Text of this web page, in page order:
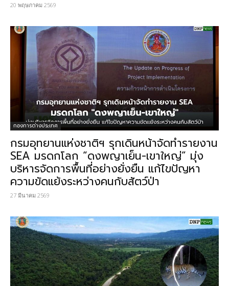
20 พฤษภาคม 2569
กองการต่างประเทศ
กรมอุทยานแห่งชาติฯ รุกเดินหน้าจัดทำรายงาน
SEA มรดกโลก “ดงพญาเย็น-เขาใหญ่” มุ่ง
บริหารจัดการพื้นที่อย่างยั่งยืน แก้ไขปัญหา
ความขัดแย้งระหว่างคนกับสัตว์ป่า
27 มีนาคม 2569